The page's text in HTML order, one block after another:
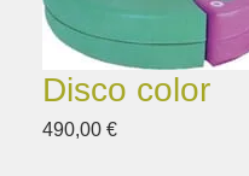
Disco color
490,00 €Prezzo